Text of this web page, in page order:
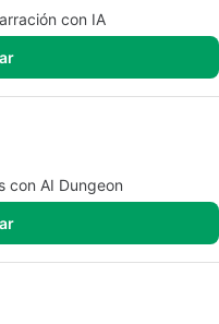
con IA
con AI Dungeon